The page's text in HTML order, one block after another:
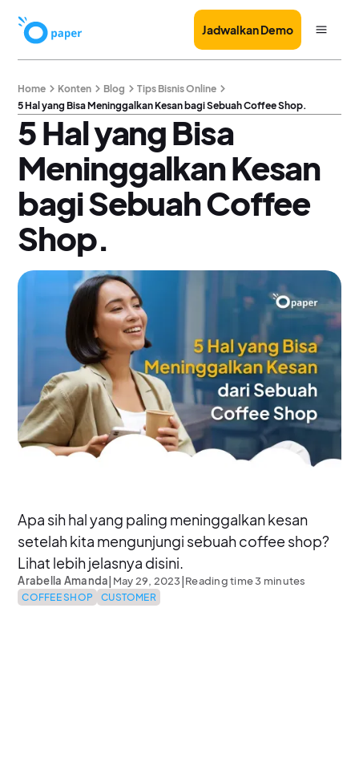
Jadwalkan Demo
Home Konten Blog
Tips Bisnis Online
5 Hal yang Bisa Meninggalkan Kesan bagi Sebuah Coffee Shop.
5 Hal yang Bisa
Meninggalkan Kesan
bagi Sebuah Coffee
Shop.
Apa sih hal yang paling meninggalkan kesan
setelah kita mengunjungi sebuah coffee shop?
Lihat lebih jelasnya disini.
Arabella Amanda| May 29, 2023|Reading time 3 minutes
COFFEE SHOP CUSTOMER